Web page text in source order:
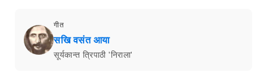
गीत
सखि वसंत आया
सूर्यकान्त त्रिपाठी 'निराला'